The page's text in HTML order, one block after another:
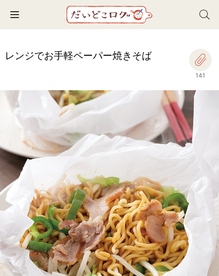
Toggle navigation
レンジでお手軽ペーパー焼きそば
141